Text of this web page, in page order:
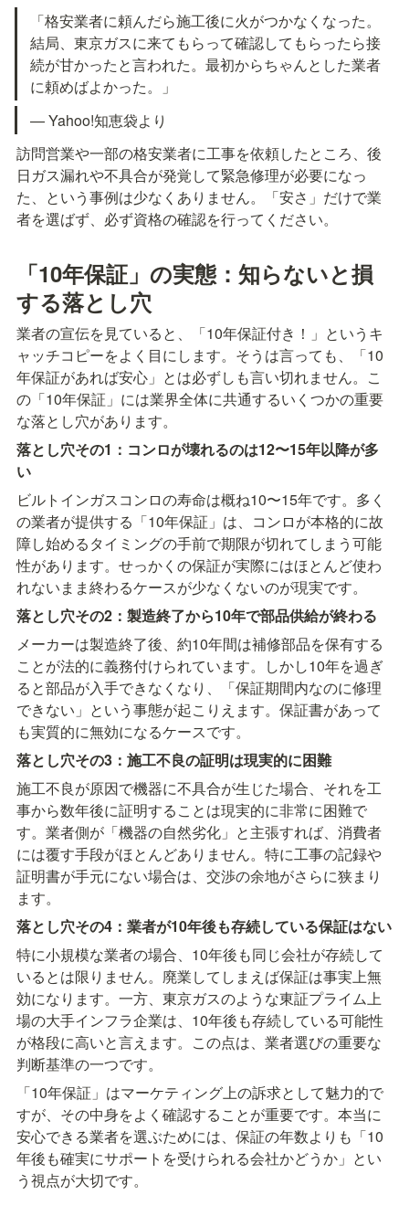
「格安業者に頼んだら施工後に火がつかなくなった。
結局、東京ガスに来てもらって確認してもらったら接
続が甘かったと言われた。最初からちゃんとした業者
に頼めばよかった。」
— Yahoo!知恵袋より
訪問営業や一部の格安業者に工事を依頼したところ、後
日ガス漏れや不具合が発覚して緊急修理が必要になっ
た、という事例は少なくありません。「安さ」だけで業
者を選ばず、必ず資格の確認を行ってください。
「10年保証」の実態：知らないと損
する落とし穴
業者の宣伝を見ていると、「10年保証付き！」というキ
ャッチコピーをよく目にします。そうは言っても、「10
年保証があれば安心」とは必ずしも言い切れません。こ
の「10年保証」には業界全体に共通するいくつかの重要
な落とし穴があります。
落とし穴その1：コンロが壊れるのは12〜15年以降が多
い
ビルトインガスコンロの寿命は概ね10〜15年です。多く
の業者が提供する「10年保証」は、コンロが本格的に故
障し始めるタイミングの手前で期限が切れてしまう可能
性があります。せっかくの保証が実際にはほとんど使わ
れないまま終わるケースが少なくないのが現実です。
落とし穴その2：製造終了から10年で部品供給が終わる
メーカーは製造終了後、約10年間は補修部品を保有する
ことが法的に義務付けられています。しかし10年を過ぎ
ると部品が入手できなくなり、「保証期間内なのに修理
できない」という事態が起こりえます。保証書があって
も実質的に無効になるケースです。
落とし穴その3：施工不良の証明は現実的に困難
施工不良が原因で機器に不具合が生じた場合、それを工
事から数年後に証明することは現実的に非常に困難で
す。業者側が「機器の自然劣化」と主張すれば、消費者
には覆す手段がほとんどありません。特に工事の記録や
証明書が手元にない場合は、交渉の余地がさらに狭まり
ます。
落とし穴その4：業者が10年後も存続している保証はない
特に小規模な業者の場合、10年後も同じ会社が存続して
いるとは限りません。廃業してしまえば保証は事実上無
効になります。一方、東京ガスのような東証プライム上
場の大手インフラ企業は、10年後も存続している可能性
が格段に高いと言えます。この点は、業者選びの重要な
判断基準の一つです。
「10年保証」はマーケティング上の訴求として魅力的で
すが、その中身をよく確認することが重要です。本当に
安心できる業者を選ぶためには、保証の年数よりも「10
年後も確実にサポートを受けられる会社かどうか」とい
う視点が大切です。